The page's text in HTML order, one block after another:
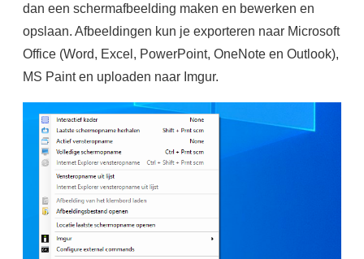
dan een schermafbeelding maken en bewerken en
opslaan. Afbeeldingen kun je exporteren naar Microsoft
Office (Word, Excel, PowerPoint, OneNote en Outlook),
MS Paint en uploaden naar Imgur.